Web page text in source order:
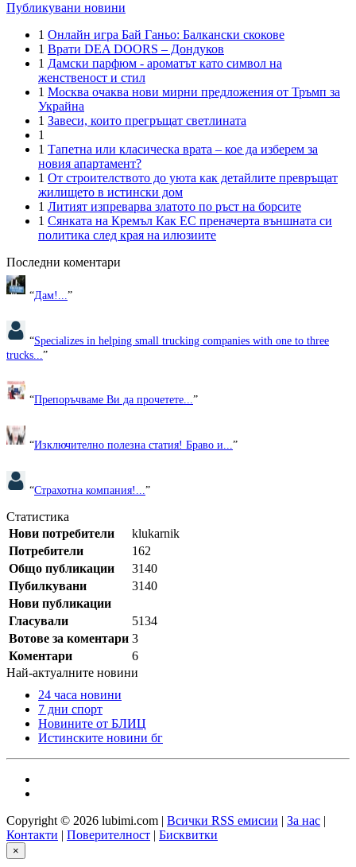
Публикувани новини
1 Онлайн игра Бай Ганьо: Балкански скокове
1 Врати DEA DOORS – Дондуков
1 Дамски парфюм - ароматът като символ на
женственост и стил
1 Москва очаква нови мирни предложения от Тръмп за
Украйна
1 Завеси, които прегръщат светлината
1
1 Тапетна или класическа врата – кое да изберем за
новия апартамент?
1 От строителството до уюта как детайлите превръщат
жилището в истински дом
1 Литият изпреварва златото по ръст на борсите
1 Сянката на Кремъл Как ЕС преначерта външната си
политика след края на илюзиите
Последни коментари
“Дам!... ”
“Specializes in helping small trucking companies with one to three
trucks... ”
“Препоръчваме Ви да прочетете...”
“Изключително полезна статия! Браво и... ”
“Страхотна компания!... ”
Статистика
Нови потребители
klukarnik
Потребители
162
Общо публикации
3140
Пубилкувани
3140
Нови публикации
Гласували
5134
Вотове за коментари 3
Коментари
6
Най-актуалните новини
24 часа новини
7 дни спорт
Новините от БЛИЦ
Истинските новини бг
Copyright © 2026 lubimi.com | Всички RSS емисии | За нас |
Контакти | Поверителност | Бисквитки
×